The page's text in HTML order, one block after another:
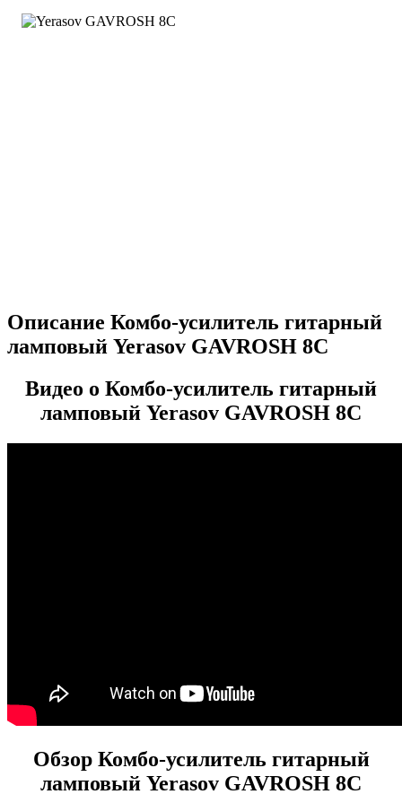
Описание Комбо-усилитель гитарный
ламповый Yerasov GAVROSH 8C
Видео о Комбо-усилитель гитарный
ламповый Yerasov GAVROSH 8C
Обзор Комбо-усилитель гитарный
ламповый Yerasov GAVROSH 8C